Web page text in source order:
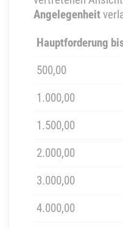
Angelegenheit
Hauptforderung
500,00
1.000,00
1.500,00
2.000,00
3.000,00
4.000,00